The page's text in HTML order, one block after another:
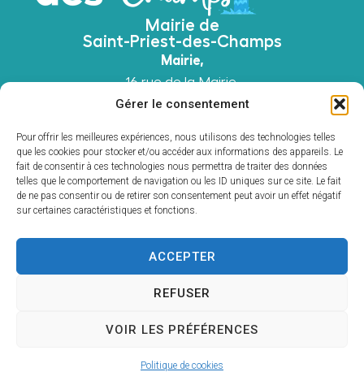
Gérer le consentement
Pour offrir les meilleures expériences, nous utilisons des technologies telles
que les cookies pour stocker et/ou accéder aux informations des appareils. Le
fait de consentir à ces technologies nous permettra de traiter des données
telles que le comportement de navigation ou les ID uniques sur ce site. Le fait
de ne pas consentir ou de retirer son consentement peut avoir un effet négatif
sur certaines caractéristiques et fonctions.
ACCEPTER
REFUSER
VOIR LES PRÉFÉRENCES
Politique de cookies
Mairie de
Saint-Priest-des-Champs
Mairie,
16 rue de la Mairie,
63640 Saint-Priest-des-Champs
Contacter la mairie
Horaires d'ouverture Mairie
Du lundi au vendredi : 8h30 à 12h00 et 13h00 à
17h30 et lesamedi: 9h00 à 12h00
lundi au vendredi: 8h30 à 12h00 et 13h00 à
16h00 et lesamedi: 9h00 à 11h00
AccessibilitéMentions légalesPlan du site
© 2026 - Site internet Utopia, agence web